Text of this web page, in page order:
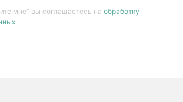
мне” вы соглашаетесь наобработку